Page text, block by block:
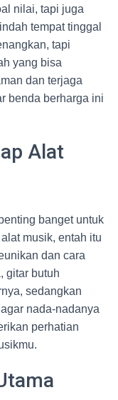
nilai, tapi juga
tempat tinggal
tapi
yang bisa
dan terjaga
benda berharga ini
Alat
banget untuk
musik, entah itu
dan cara
gitar butuh
sedangkan
nada-nadanya
perhatian